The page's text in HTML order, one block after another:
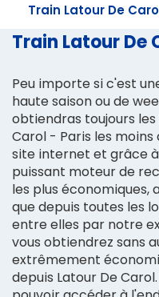
Train Latour De
Train Latour De
Peu importe si c'est
haute saison ou de
obtiendras toujours
Carol - Paris les
site internet et grâce
puissant moteur de
les plus économiques,
que depuis toutes les
entre elles par notre
vous obtiendrez sans
extrêmement
depuis Latour De